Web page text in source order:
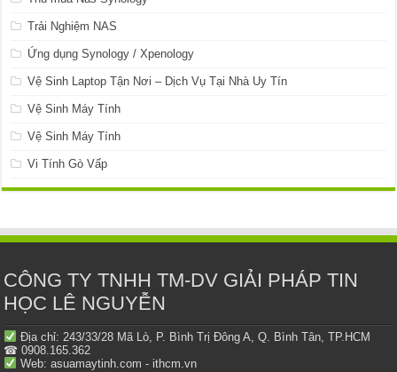
Trải Nghiệm NAS
Ứng dụng Synology / Xpenology
Vệ Sinh Laptop Tận Nơi – Dịch Vụ Tại Nhà Uy Tín
Vệ Sinh Máy Tính
Vệ Sinh Máy Tính
Vi Tính Gò Vấp
CÔNG TY TNHH TM-DV GIẢI PHÁP TIN
HỌC LÊ NGUYỄN
Địa chỉ: 243/33/28 Mã Lò, P. Bình Trị Đông A, Q. Bình Tân, TP.HCM
☎ 0908.165.362
Web: asuamaytinh.com - ithcm.vn